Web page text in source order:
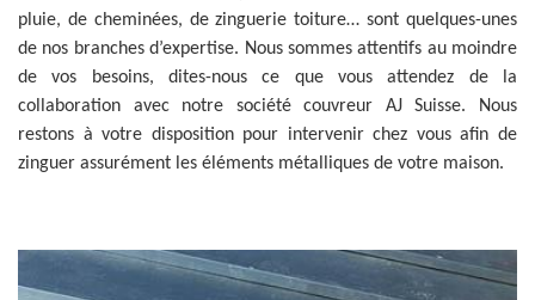
pluie, de cheminées, de zinguerie toiture… sont quelques-unes
de nos branches d’expertise. Nous sommes attentifs au moindre
de vos besoins, dites-nous ce que vous attendez de la
collaboration avec notre société couvreur AJ Suisse. Nous
restons à votre disposition pour intervenir chez vous afin de
zinguer assurément les éléments métalliques de votre maison.